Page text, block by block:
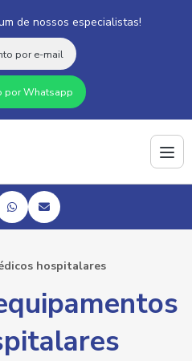
de nossos especialistas!
por e-mail
por Whatsapp
hospitalares